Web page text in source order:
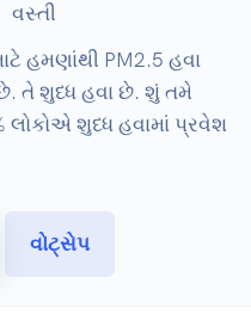
વસ્તી
હમણાંથી PM2.5 હવા
તે શુધ્ધ હવા છે. શું તમે
લોકોએ શુધ્ધ હવામાં પ્રવેશ
વોટ્સેપ